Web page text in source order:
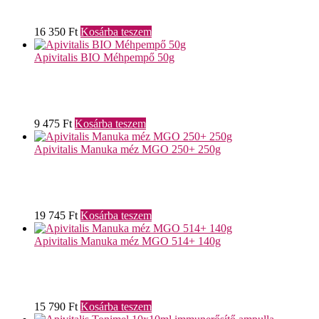
16 350 Ft Kosárba teszem
Apivitalis BIO Méhpempő 50g
9 475 Ft Kosárba teszem
Apivitalis Manuka méz MGO 250+ 250g
19 745 Ft Kosárba teszem
Apivitalis Manuka méz MGO 514+ 140g
15 790 Ft Kosárba teszem